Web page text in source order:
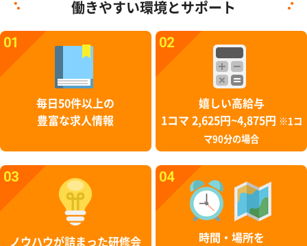
働きやすい環境とサポート
01
毎日50件以上の
豊富な求人情報
02
嬉しい高給与
1コマ 2,625円~4,875円
※1コ
マ90分の場合
03
ノウハウが詰まった研修会
04
時間・場所を